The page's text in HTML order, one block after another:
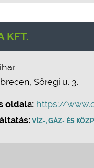
KFT.
Sőregi u. 3.
oldala: https://
VÍZ-, GÁZ- ÉS